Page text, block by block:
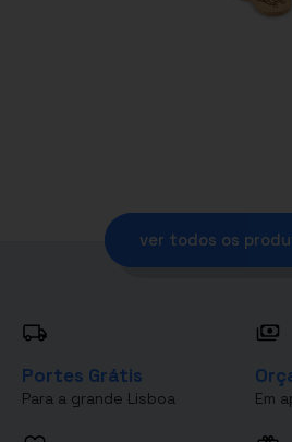
ver todos os
Portes Grátis
Para a grande Lisboa Em